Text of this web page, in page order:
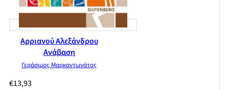
Αρριανού Αλεξάνδρου
Ανάβαση
Γεράσιμος Μαρκαντωνάτος
€13,93